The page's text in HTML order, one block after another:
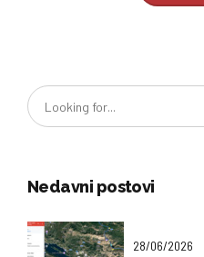
Nedavni postovi
28/06/2026